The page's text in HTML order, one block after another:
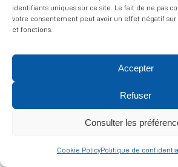
identifiants uniques sur ce site. Le fait de ne pas
votre consentement peut avoir un effet négatif
et fonctions.
Accepter
Refuser
Consulter les
Cookie PolicyPolitique de
© 2026 ALIS | All rights
légales